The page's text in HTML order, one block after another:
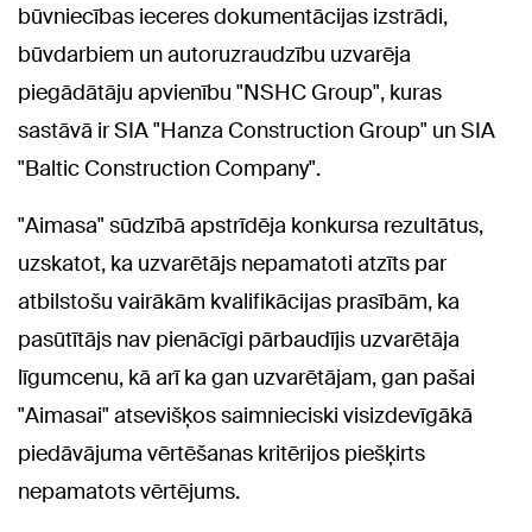
būvniecības ieceres dokumentācijas izstrādi,
būvdarbiem un autoruzraudzību uzvarēja
piegādātāju apvienību "NSHC Group", kuras
sastāvā ir SIA "Hanza Construction Group" un SIA
"Baltic Construction Company".
"Aimasa" sūdzībā apstrīdēja konkursa rezultātus,
uzskatot, ka uzvarētājs nepamatoti atzīts par
atbilstošu vairākām kvalifikācijas prasībām, ka
pasūtītājs nav pienācīgi pārbaudījis uzvarētāja
līgumcenu, kā arī ka gan uzvarētājam, gan pašai
"Aimasai" atsevišķos saimnieciski visizdevīgākā
piedāvājuma vērtēšanas kritērijos piešķirts
nepamatots vērtējums.